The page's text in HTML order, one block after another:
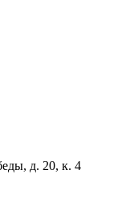
д. 20, к. 4